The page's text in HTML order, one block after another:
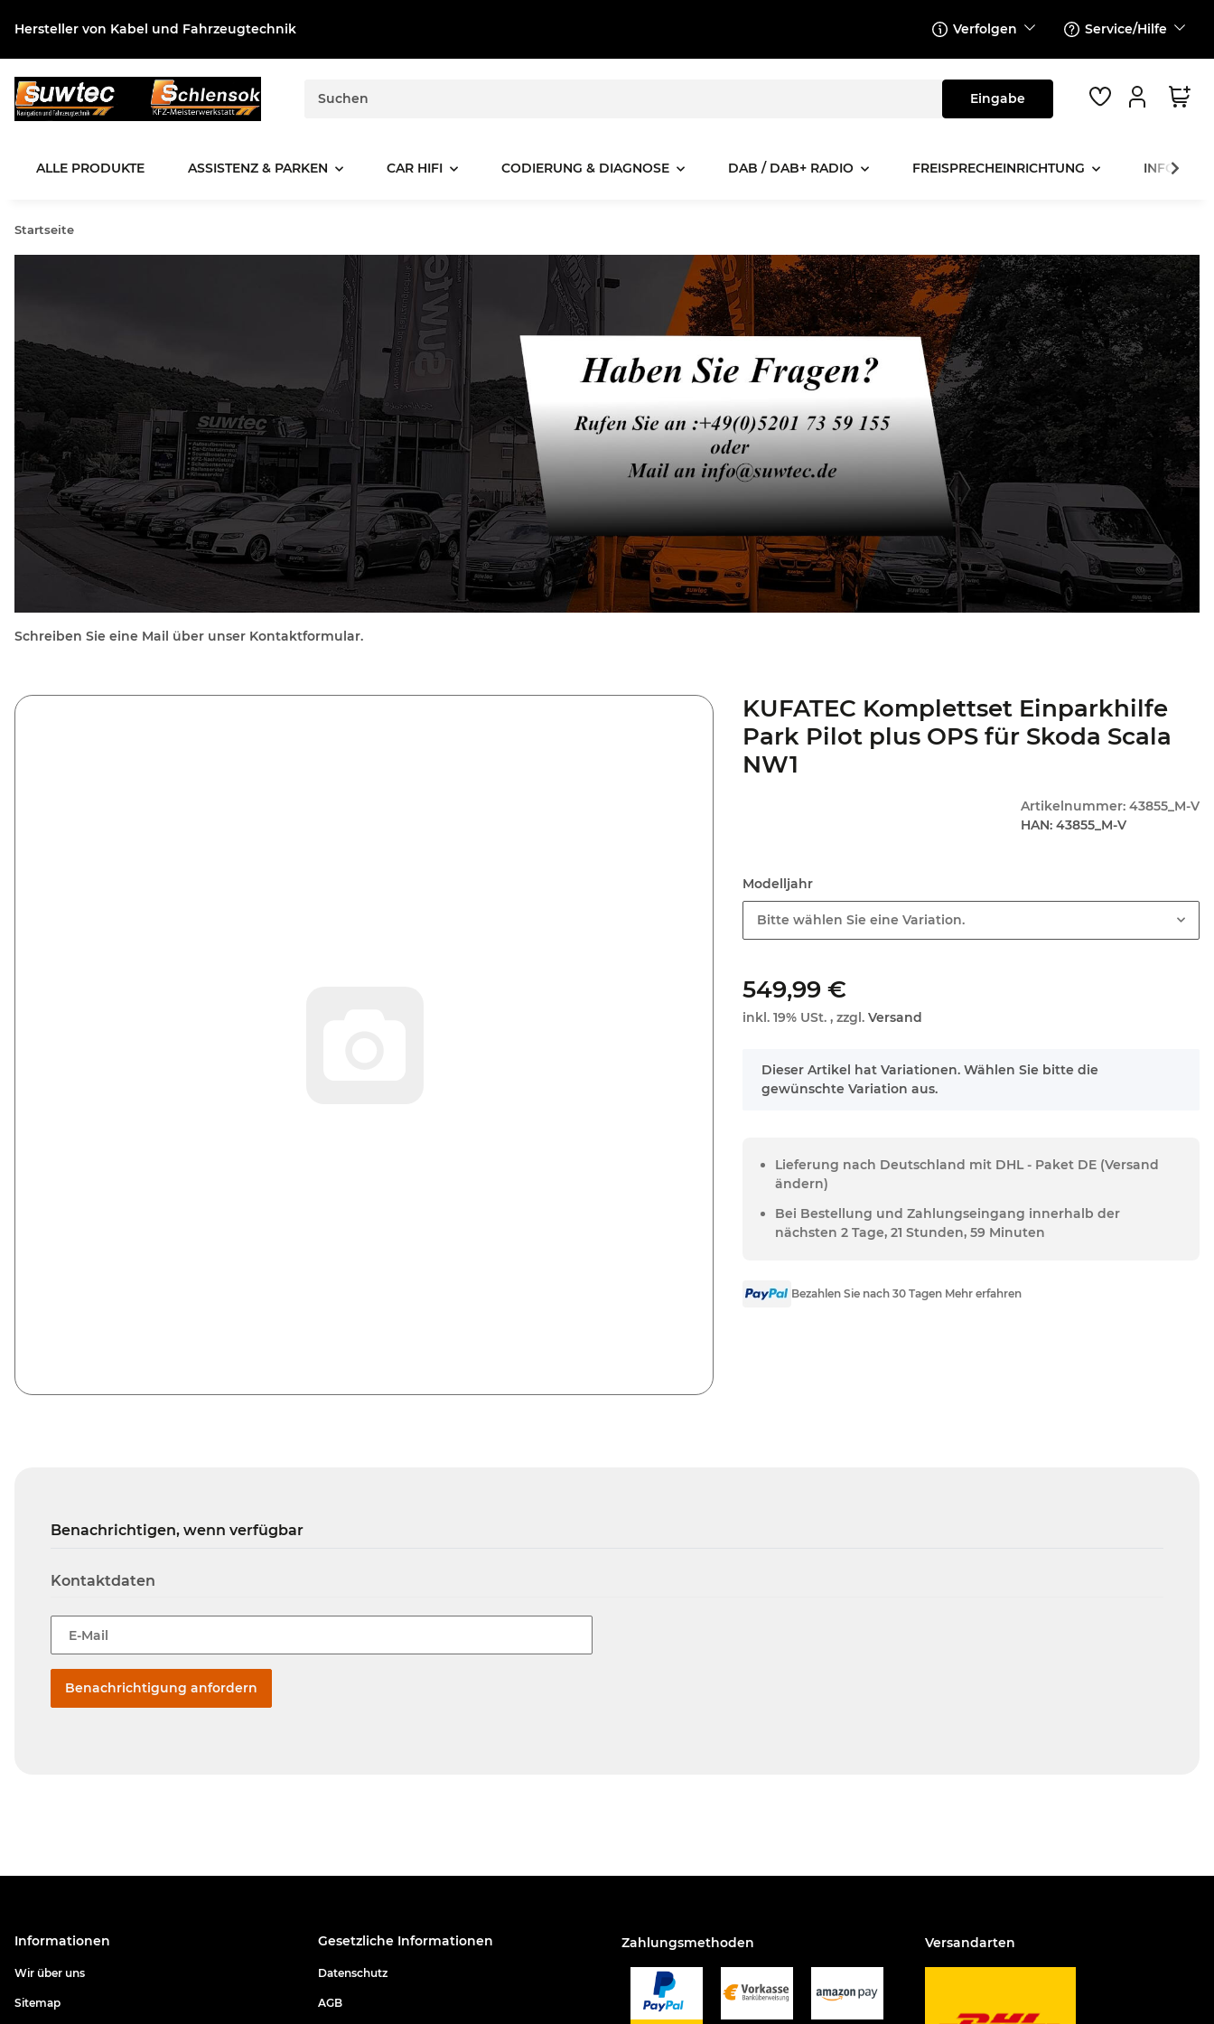
Hersteller von Kabel und Fahrzeugtechnik Verfolgen Service/Hilfe
ALLE PRODUKTE ASSISTENZ & PARKEN CAR HIFI CODIERUNG & DIAGNOSE DAB / DAB+ RADIO FREISPRECHEINRICHTUNG
Startseite
Schreiben Sie eine Mail über unser Kontaktformular.
KUFATEC Komplettset Einparkhilfe
Park Pilot plus OPS für Skoda Scala
NW1
Artikelnummer: 43855_M-V
HAN: 43855_M-V
Modelljahr
Bitte wählen Sie eine Variation.
549,99 €
inkl. 19% USt. , zzgl.Versand
x
Dieser Artikel hat Variationen. Wählen Sie bitte die
gewünschte Variation aus.
Lieferung nach Deutschland mit DHL - Paket DE (Versand
ändern)
Bei Bestellung und Zahlungseingang innerhalb der
nächsten 2 Tage, 21 Stunden, 59 Minuten
Bezahlen Sie nach 30 Tagen Mehr erfahren
Benachrichtigen, wenn verfügbar
Kontaktdaten
E-Mail
Benachrichtigung anfordern
Informationen
Wir über uns
Sitemap
Gesetzliche Informationen
Datenschutz
AGB
Zahlungsmethoden Versandarten